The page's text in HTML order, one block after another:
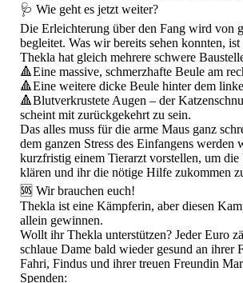
​🩺 Wie geht es jetzt weiter?
​Die Erleichterung über den Fang wird von
begleitet. Was wir bereits sehen konnten, ist
Thekla hat gleich mehrere schwere
🔺️​Eine massive, schmerzhafte Beule am
🔺️​Eine weitere dicke Beule hinter dem
🔺️​Blutverkrustete Augen – der
scheint mit zurückgekehrt zu sein.
​Das alles muss für die arme Maus ganz
dem ganzen Stress des Einfangens werden
kurzfristig einem Tierarzt vorstellen, um die
klären und ihr die nötige Hilfe zukommen
​🆘 Wir brauchen euch!
​Thekla ist eine Kämpferin, aber diesen
allein gewinnen.
​Wollt ihr Thekla unterstützen? Jeder Euro
schlaue Dame bald wieder gesund an ihrer
Fahri, Findus und ihrer treuen Freundin
​Spenden: